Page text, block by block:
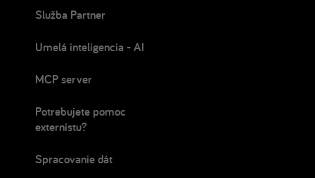
Služba Partner
Umelá inteligencia - AI
MCP server
Potrebujete pomoc
externistu?
Spracovanie dát